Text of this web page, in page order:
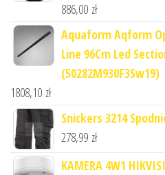
886,00 zł
Aquaform Aqform
Line 96Cm Led
(50282M930F3Sw19)
1808,10 zł
Snickers 3214
278,99 zł
KAMERA 4W1